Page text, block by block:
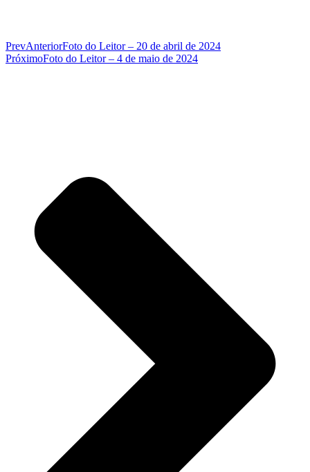
PrevAnteriorFoto do Leitor – 20 de abril de 2024
PróximoFoto do Leitor – 4 de maio de 2024